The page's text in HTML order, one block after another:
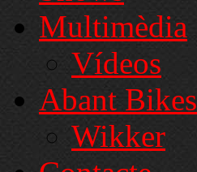
Multimèdia
Vídeos
Abant Bikes
Wikker